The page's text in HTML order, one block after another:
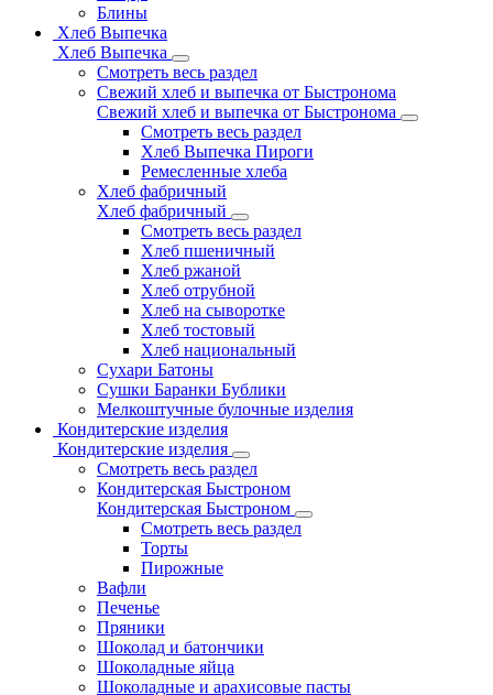
Блины
Хлеб Выпечка
Хлеб Выпечка
Смотреть весь раздел
Свежий хлеб и выпечка от Быстронома
Свежий хлеб и выпечка от Быстронома
Смотреть весь раздел
Хлеб Выпечка Пироги
Ремесленные хлеба
Хлеб фабричный
Хлеб фабричный
Смотреть весь раздел
Хлеб пшеничный
Хлеб ржаной
Хлеб отрубной
Хлеб на сыворотке
Хлеб тостовый
Хлеб национальный
Сухари Батоны
Сушки Баранки Бублики
Мелкоштучные булочные изделия
Кондитерские изделия
Кондитерские изделия
Смотреть весь раздел
Кондитерская Быстроном
Кондитерская Быстроном
Смотреть весь раздел
Торты
Пирожные
Вафли
Печенье
Пряники
Шоколад и батончики
Шоколадные яйца
Шоколадные и арахисовые пасты